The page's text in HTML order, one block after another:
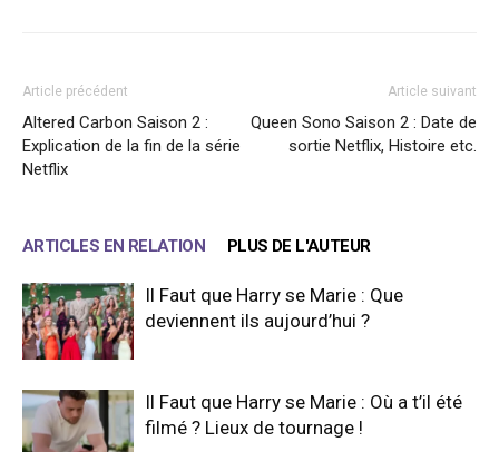
Article précédent
Altered Carbon Saison 2 :
Explication de la fin de la série
Netflix
Article suivant
Queen Sono Saison 2 : Date de
sortie Netflix, Histoire etc.
ARTICLES EN RELATION PLUS DE L'AUTEUR
Il Faut que Harry se Marie : Que
deviennent ils aujourd’hui ?
Il Faut que Harry se Marie : Où a t’il été
filmé ? Lieux de tournage !